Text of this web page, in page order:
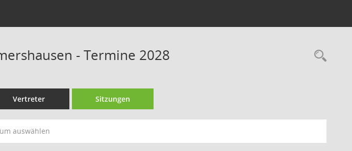
- Termine 2028
Vertreter Sitzungen
auswählen